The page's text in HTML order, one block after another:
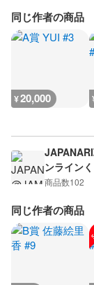
同じ作者の商品
¥20,000
ンライン
商品数102
同じ作者の商品